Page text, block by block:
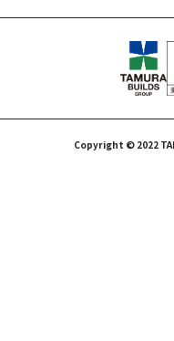
Copyright © 2022